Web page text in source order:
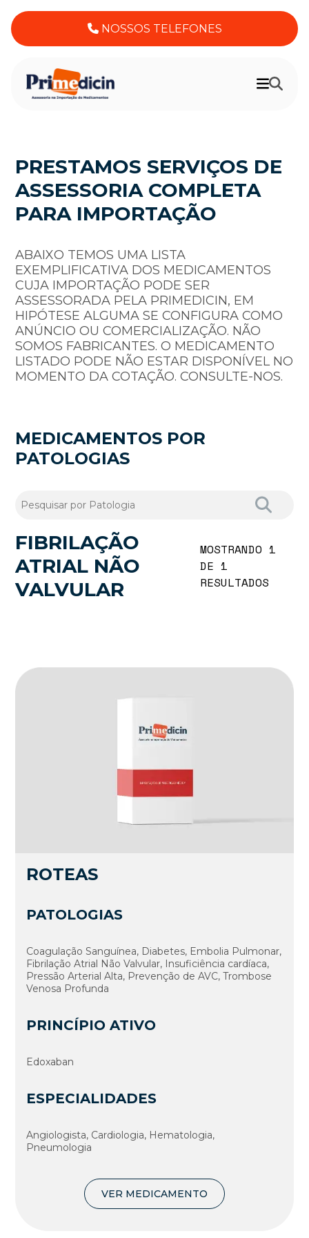
NOSSOS TELEFONES
PRESTAMOS SERVIÇOS DE
ASSESSORIA COMPLETA
PARA IMPORTAÇÃO
ABAIXO TEMOS UMA LISTA
EXEMPLIFICATIVA DOS MEDICAMENTOS
CUJA IMPORTAÇÃO PODE SER
ASSESSORADA PELA PRIMEDICIN, EM
HIPÓTESE ALGUMA SE CONFIGURA COMO
ANÚNCIO OU COMERCIALIZAÇÃO. NÃO
SOMOS FABRICANTES. O MEDICAMENTO
LISTADO PODE NÃO ESTAR DISPONÍVEL NO
MOMENTO DA COTAÇÃO. CONSULTE-NOS.
MEDICAMENTOS POR
PATOLOGIAS
FIBRILAÇÃO
ATRIAL NÃO
VALVULAR
MOSTRANDO 1
DE 1
RESULTADOS
ROTEAS
PATOLOGIAS
Coagulação Sanguínea, Diabetes, Embolia Pulmonar,
Fibrilação Atrial Não Valvular, Insuficiência cardíaca,
Pressão Arterial Alta, Prevenção de AVC, Trombose
Venosa Profunda
PRINCÍPIO ATIVO
Edoxaban
ESPECIALIDADES
Angiologista, Cardiologia, Hematologia,
Pneumologia
VER MEDICAMENTO